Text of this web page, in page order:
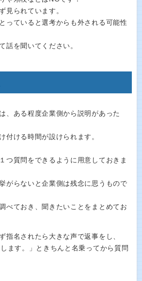
見られています。
っていると選考からも外される可能性
話を聞いてください。
、ある程度企業側から説明があった
付ける時間が設けられます。
つ質問をできるように用意しておきま
がらないと企業側は残念に思うもので
べておき、聞きたいことをまとめてお
指名されたら大きな声で返事をし、
ます。」ときちんと名乗ってから質問